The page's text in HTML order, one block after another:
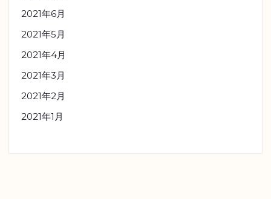
2021年6月
2021年5月
2021年4月
2021年3月
2021年2月
2021年1月